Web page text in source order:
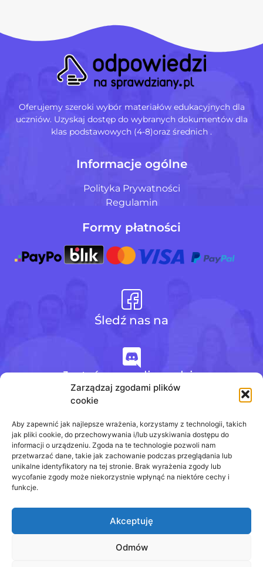
Zarządzaj zgodami plików
cookie
Aby zapewnić jak najlepsze wrażenia, korzystamy z technologii, takich
jak pliki cookie, do przechowywania i/lub uzyskiwania dostępu do
informacji o urządzeniu. Zgoda na te technologie pozwoli nam
przetwarzać dane, takie jak zachowanie podczas przeglądania lub
unikalne identyfikatory na tej stronie. Brak wyrażenia zgody lub
wycofanie zgody może niekorzystnie wpłynąć na niektóre cechy i
funkcje.
Akceptuję
Odmów
Oferujemy szeroki wybór materiałów edukacyjnych dla
uczniów. Uzyskaj dostęp do wybranych dokumentów dla
klas podstawowych (4-8)oraz średnich .
Informacje ogólne
Polityka Prywatności
Regulamin
Formy płatności
Śledź nas na
Jesteśmy na discordzie
+48 728 484 484
biuro@odpowiedzinasprawdziany.pl
Prawa Autorskie © 2020 - 2026
odpowiedzinasprawdziany.pl wszelkie prawa